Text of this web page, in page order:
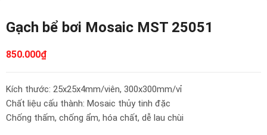
Gạch bể bơi Mosaic MST 25051
850.000₫
Kích thước: 25x25x4mm/viên, 300x300mm/vỉ
Chất liệu cấu thành: Mosaic thủy tinh đặc
Chống thấm, chống ẩm, hóa chất, dễ lau chùi